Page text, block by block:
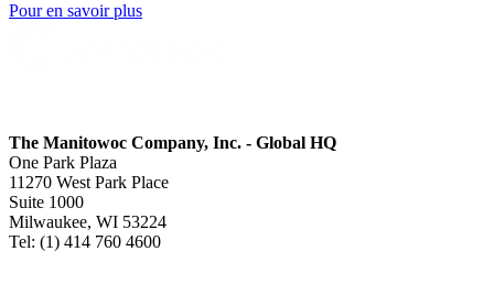
Pour en savoir plus
The Manitowoc Company, Inc. - Global HQ
One Park Plaza
11270 West Park Place
Suite 1000
Milwaukee, WI 53224
Tel: (1) 414 760 4600